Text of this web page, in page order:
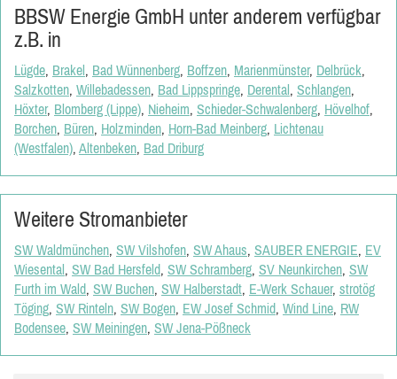
BBSW Energie GmbH unter anderem verfügbar
z.B. in
Lügde, Brakel, Bad Wünnenberg, Boffzen, Marienmünster, Delbrück,
Salzkotten, Willebadessen, Bad Lippspringe, Derental, Schlangen,
Höxter, Blomberg (Lippe), Nieheim, Schieder-Schwalenberg, Hövelhof,
Borchen, Büren, Holzminden, Horn-Bad Meinberg, Lichtenau
(Westfalen), Altenbeken, Bad Driburg
Weitere Stromanbieter
SW Waldmünchen, SW Vilshofen, SW Ahaus, SAUBER ENERGIE, EV
Wiesental, SW Bad Hersfeld, SW Schramberg, SV Neunkirchen, SW
Furth im Wald, SW Buchen, SW Halberstadt, E-Werk Schauer, strotög
Töging, SW Rinteln, SW Bogen, EW Josef Schmid, Wind Line, RW
Bodensee, SW Meiningen, SW Jena-Pößneck